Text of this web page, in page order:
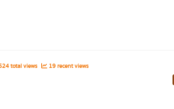
total views 19 recent views